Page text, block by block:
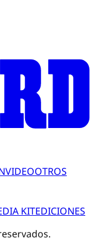
VIDEOOTROS
KITEDICIONES